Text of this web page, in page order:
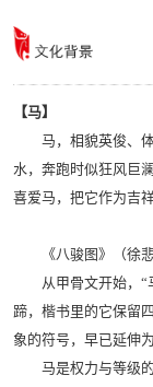
【马】
马，相貌英俊、体
水，奔跑时似狂风巨
喜爱马，把它作为吉
《八骏图》（徐
从甲骨文开始，“
蹄，楷书里的它保留
象的符号，早已延伸
马是权力与等级的